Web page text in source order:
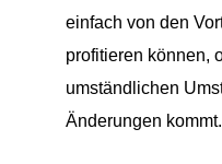
einfach von den
profitieren können,
umständlichen
Änderungen kommt.